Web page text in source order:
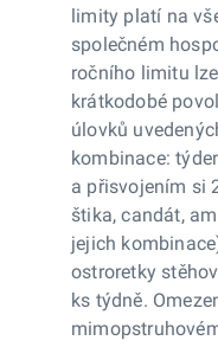
limity platí na
společném
ročního limitu
krátkodobé
úlovků
kombinace:
a přisvojením si
štika, candát,
jejich
ostroretky
ks týdně.